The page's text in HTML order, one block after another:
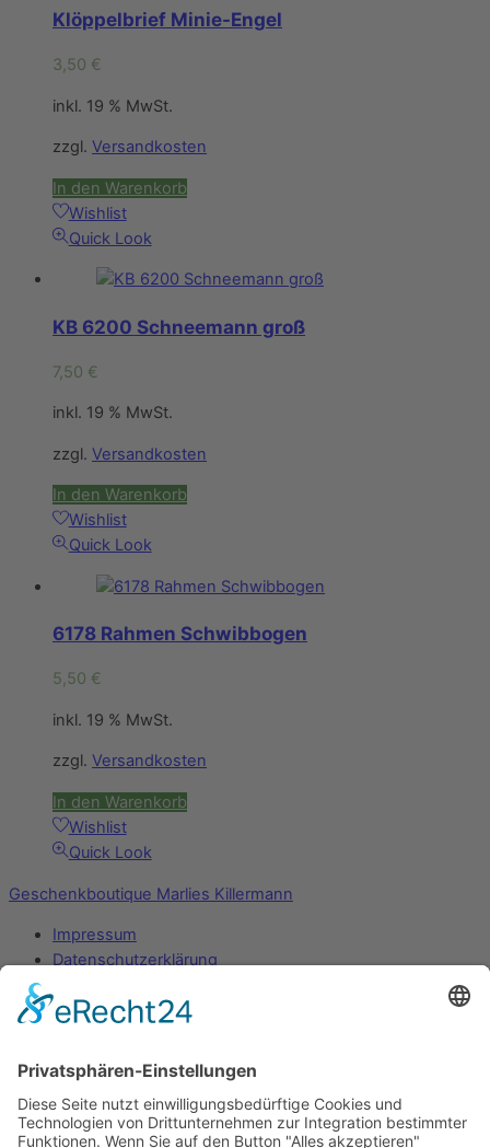
Klöppelbrief Minie-Engel
3,50 €
inkl. 19 % MwSt.
zzgl. Versandkosten
In den Warenkorb
Wishlist
Quick Look
KB 6200 Schneemann groß
7,50 €
inkl. 19 % MwSt.
zzgl. Versandkosten
In den Warenkorb
Wishlist
Quick Look
6178 Rahmen Schwibbogen
5,50 €
inkl. 19 % MwSt.
zzgl. Versandkosten
In den Warenkorb
Wishlist
Quick Look
Geschenkboutique Marlies Killermann
Impressum
Datenschutzerklärung
Zahlungsarten
Widerrufsbelehrung
AGB
Vertrag widerrufen